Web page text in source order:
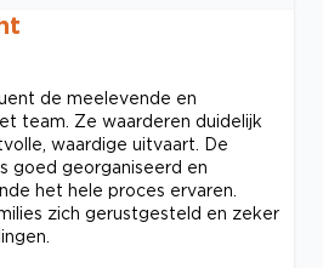
de meelevende en
team. Ze waarderen duidelijk
waardige uitvaart. De
goed georganiseerd en
het hele proces ervaren.
zich gerustgesteld en zeker